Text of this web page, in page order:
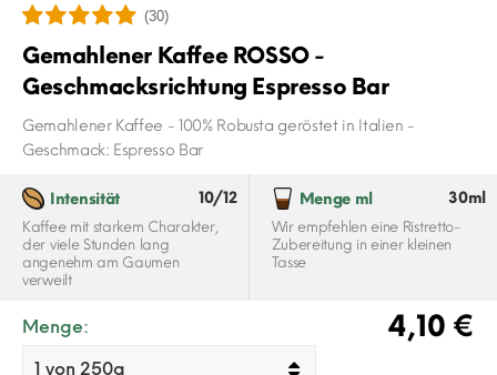
(30)
Gemahlener Kaffee ROSSO -
Geschmacksrichtung Espresso Bar
Gemahlener Kaffee - 100% Robusta geröstet in Italien -
Geschmack: Espresso Bar
Intensität 10/12
Kaffee mit starkem Charakter,
der viele Stunden lang
angenehm am Gaumen
verweilt
Menge ml 30ml
Wir empfehlen eine Ristretto-
Zubereitung in einer kleinen
Tasse
4,10 €
Menge: